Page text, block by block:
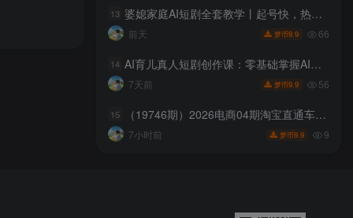
13 婆媳家庭AI短剧全套教学丨起号快，热门吸引女性粉丝，商单广告、橱窗带货、收徒裂变、伙伴分成等
前天 梦币9.9 66
14 AI育儿真人短剧创作课：零基础掌握AI编导思维，批量制作育儿赛道爆款短视频
7天前 梦币9.9 56
15 （19746期）2026电商04期淘宝直通车课｜关键词爆打矩阵，多计划低出价，新品爆款差异化投放实操教学
7小时前 梦币9.9 9